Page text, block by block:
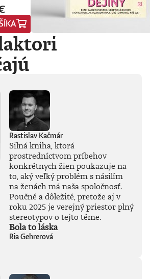
si o
mysleli.
z prísne
príchodu
o AI,
umelá
dokáže
limity?
len
ľudstvo
Rastislav Kačmár
Silná kniha, ktorá
prostredníctvom príbehov
konkrétnych žien poukazuje na
to, aký veľký problém s násilím
na ženách má naša spoločnosť.
Poučné a dôležité, pretože aj v
roku 2025 je verejný priestor plný
stereotypov o tejto téme.
Bola to láska
Ria Gehrerová